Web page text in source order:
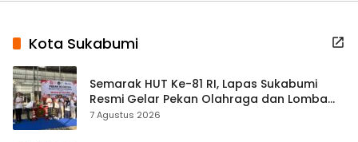
Kota Sukabumi
Semarak HUT Ke-81 RI, Lapas Sukabumi
Resmi Gelar Pekan Olahraga dan Lomba
Tradisional
7 Agustus 2026